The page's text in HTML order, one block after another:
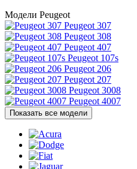
Модели Peugeot
Peugeot 307
Peugeot 308
Peugeot 407
Peugeot 107s
Peugeot 206
Peugeot 207
Peugeot 3008
Peugeot 4007
Показать все модели